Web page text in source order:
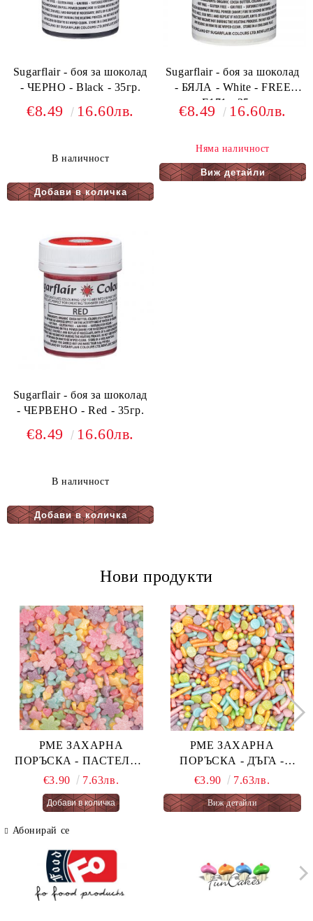
Sugarflair - боя за шоколад
- ЧЕРНО - Black - 35гр.
€8.49 16.60лв.
В наличност
Sugarflair - боя за шоколад
- БЯЛА - White - FREE
E171 - 35гр.
€8.49 16.60лв.
Няма наличност
Виж детайли
Sugarflair - боя за шоколад
- ЧЕРВЕНО - Red - 35гр.
€8.49 16.60лв.
В наличност
Нови продукти
PME ЗАХАРНА
ПОРЪСКА - ПАСТЕЛНА
ОГНЕНА ТОРТА -
PASTEL FAIRY CAKES
66 гр.
€3.90 7.63лв.
PME ЗАХАРНА
ПОРЪСКА - ДЪГА -
€3.90 7.63лв.
Виж детайли
Абонирай се